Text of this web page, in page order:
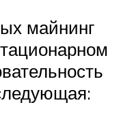
майнинг